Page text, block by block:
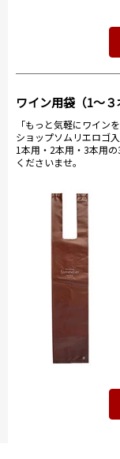
ワイン用袋（1～３
「もっと気軽にワイン
ショップソムリエロゴ
1本用・2本用・3本用
くださいませ。